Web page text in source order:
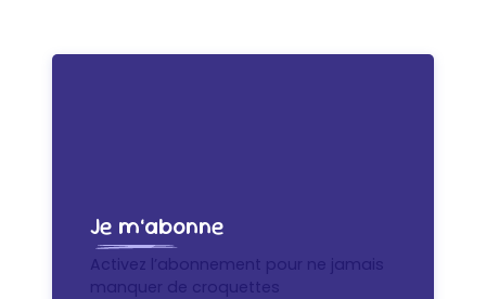
Je m’abonne
Activez l’abonnement pour ne jamais
manquer de croquettes